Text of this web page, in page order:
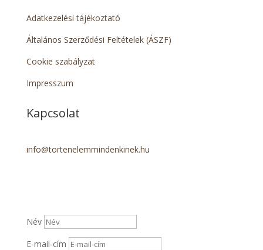
Adatkezelési tájékoztató
Általános Szerződési Feltételek (ÁSZF)
Cookie szabályzat
Impresszum
Kapcsolat
info@tortenelemmindenkinek.hu
Név
E-mail-cím